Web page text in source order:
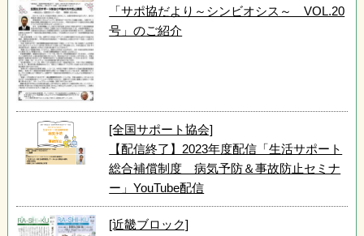
「サポ協だより～シンビオシス～ VOL.20
号」のご紹介
[全国サポート協会]
【配信終了】2023年度配信「生活サポート
総合補償制度 病気予防＆事故防止セミナ
ー」YouTube配信
[近畿ブロック]